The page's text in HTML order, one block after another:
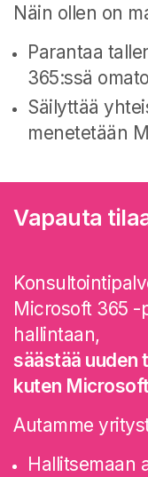
Näin ollen on
Parantaa
365:ssä
Säilyttää
menetetään
Vapauta
Microsoft 365 -
hallintaan,
säästää uuden
kuten
Autamme
Hallitsemaan